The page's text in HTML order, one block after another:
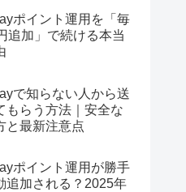
ポイント運用を「毎
追加」で続ける本当
で知らない人から送
もらう方法｜安全な
と最新注意点
ポイント運用が勝手
追加される？2025年